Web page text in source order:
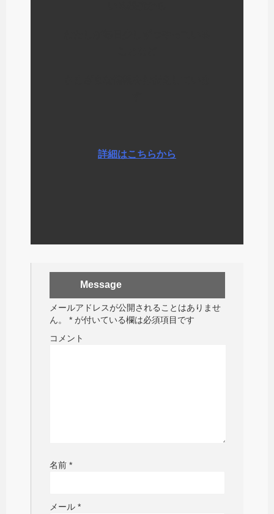
詳細はこちらから
Message
メールアドレスが公開されることはありませ
ん。
* が付いている欄は必須項目です
コメント
名前 *
メール *